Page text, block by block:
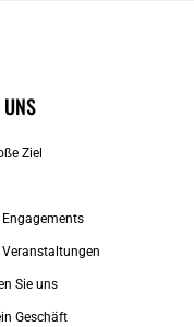
Ziel
Engagements
Veranstaltungen
Sie uns
Geschäft